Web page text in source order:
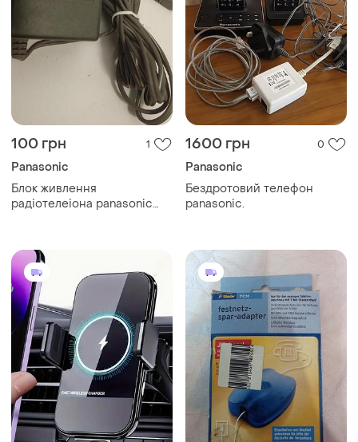
100 грн 1
Panasonic
Блок живлення
радіотелеіона panasonic
1600 грн 0
Panasonic
Бездротовий телефон
panasonic.